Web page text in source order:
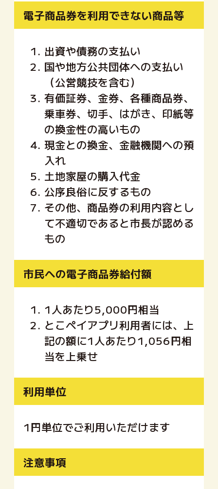
電子商品券を利用できない商品等
1. 出資や債務の支払い
2. 国や地方公共団体への支払い
（公営競技を含む）
3. 有価証券、金券、各種商品券、
乗車券、切手、はがき、印紙等
の換金性の高いもの
4. 現金との換金、金融機関への預
入れ
5. 土地家屋の購入代金
6. 公序良俗に反するもの
7. その他、商品券の利用内容とし
て不適切であると市長が認める
もの
市民への電子商品券給付額
1. 1人あたり5,000円相当
2. とこペイアプリ利用者には、上
記の額に1人あたり1,056円相
当を上乗せ
利用単位
1円単位でご利用いただけます
注意事項